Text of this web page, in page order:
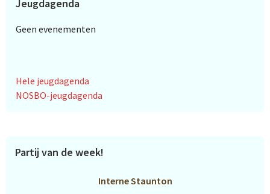
Jeugdagenda
Geen evenementen
Hele jeugdagenda
NOSBO-jeugdagenda
Partij van de week!
Interne Staunton